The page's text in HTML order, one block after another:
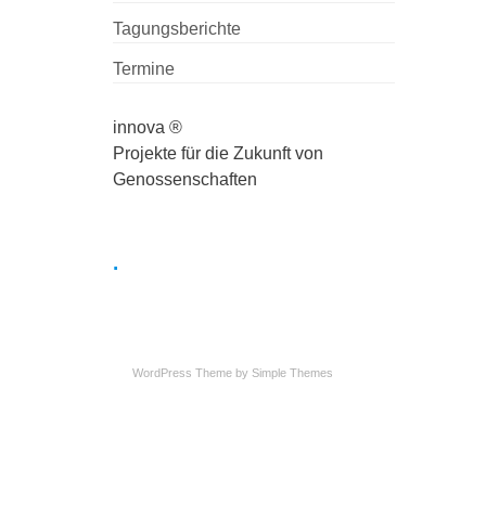
Tagungsberichte
Termine
innova ®
Projekte für die Zukunft von
Genossenschaften
.
WordPress Theme by Simple Themes